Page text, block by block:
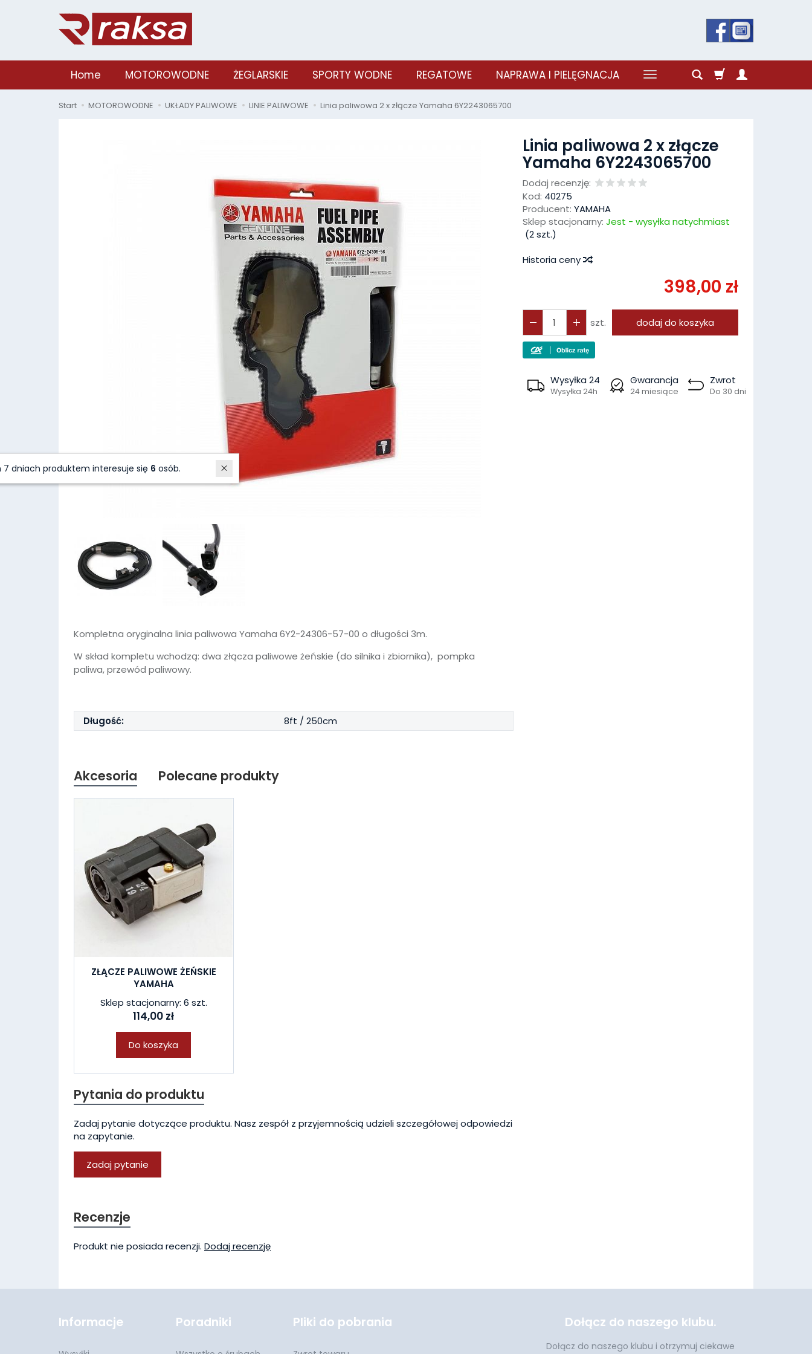
Home MOTOROWODNE ŻEGLARSKIE SPORTY WODNE REGATOWE NAPRAWA I PIELĘGNACJA
Start MOTOROWODNE UKŁADY PALIWOWE LINIE PALIWOWE Linia paliwowa 2 x złącze Yamaha 6Y2243065700
Linia paliwowa 2 x złącze
Yamaha 6Y2243065700
Dodaj recenzję:
Kod: 40275
Producent: YAMAHA
Sklep stacjonarny: Jest - wysyłka natychmiast
(2szt.)
Historia ceny
398,00 zł
szt. dodaj do koszyka
Wysyłka 24
Wysyłka 24h
Gwarancja
24 miesiące
Zwrot
Do 30 dni
Kompletna oryginalna linia paliwowa Yamaha 6Y2-24306-57-00 o długości 3m.
W skład kompletu wchodzą: dwa złącza paliwowe żeńskie (do silnika i zbiornika), pompka
paliwa, przewód paliwowy.
Długość: 8ft / 250cm
Akcesoria Polecane produkty
ZŁĄCZE PALIWOWE ŻEŃSKIE
YAMAHA
Sklep stacjonarny: 6 szt.
114,00 zł
Do koszyka
Pytania do produktu
Zadaj pytanie dotyczące produktu. Nasz zespół z przyjemnością udzieli szczegółowej odpowiedzi
na zapytanie.
Zadaj pytanie
W ostatnich 7 dniach produktem interesuje się osób.
Recenzje
Produkt nie posiada recenzji. Dodaj recenzję
Informacje Poradniki Pliki do pobrania Dołącz do naszego klubu.
Dołącz do naszego klubu i otrzymuj ciekawe